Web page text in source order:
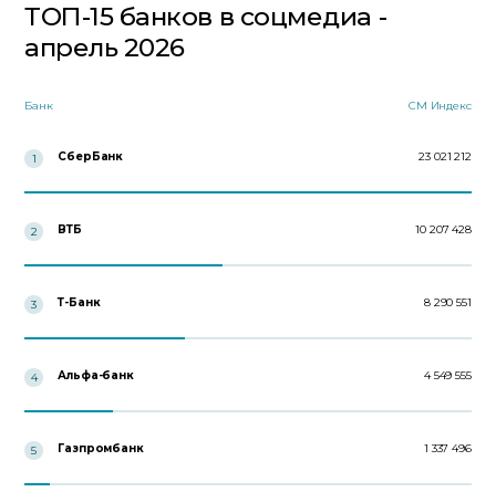
ТОП-15 банков в соцмедиа -
апрель 2026
Банк СМ Индекс
1 СберБанк 23 021 212
2 ВТБ 10 207 428
3 Т-Банк 8 290 551
4 Альфа-банк 4 549 555
5 Газпромбанк 1 337 496